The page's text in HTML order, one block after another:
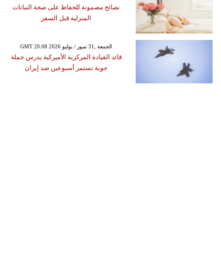
نصائح مضمونة للحفاظ على صحة النباتات
المنزلية قبل السفر
GMT 20:08 2026 الجمعة ,31 تموز / يوليو
قائد القيادة المركزية الأميركية يدرس حملة
جوية تستمر أسبوعين ضد إيران